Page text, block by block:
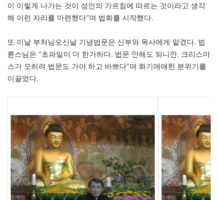
이 이렇게 나가는 것이 성인의 가르침에 따르는 것이라고 생각
해 이런 자리를 마련했다”며 법회를 시작했다.
또 이날 부처님오신날 기념법문은 신부와 목사에게 맡겼다. 법
륜스님은 “초파일이 더 한가하다. 법문 안해도 되니깐. 크리스마
스가 오히려 법문도 가야 하고 바쁘다”며 화기애애한 분위기를
이끌었다.